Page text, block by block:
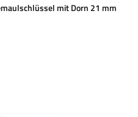
mit Dorn 21 mm